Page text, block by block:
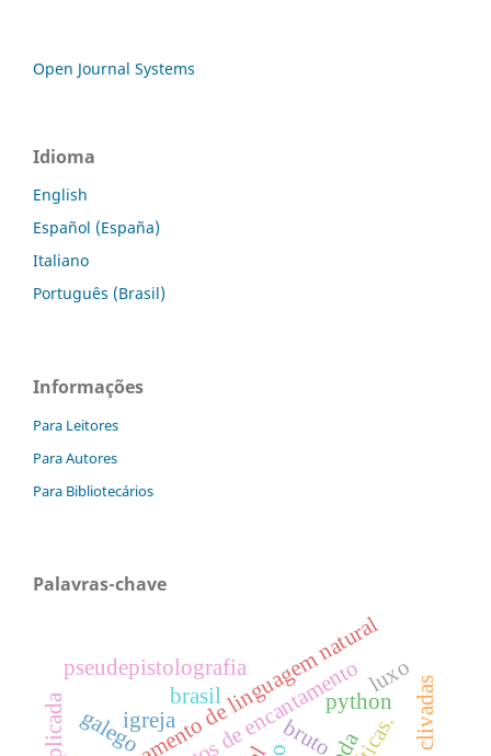
Open Journal Systems
Idioma
English
Español (España)
Italiano
Português (Brasil)
Informações
Para Leitores
Para Autores
Para Bibliotecários
Palavras-chave
contos de encantamento
processamento de linguagem natural
python
bruto
pseudepistolografia luxo
igreja
galego
brasil